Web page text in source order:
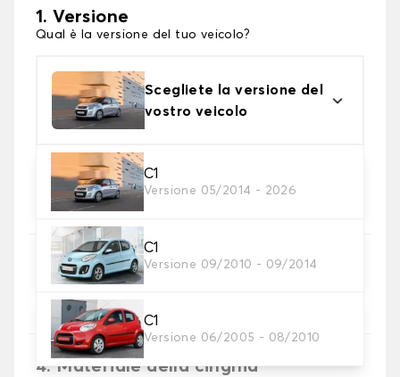
1. Versione
Qual è la versione del tuo veicolo?
Scegliete la versione del
vostro veicolo
C1
Versione 05/2014 - 2026
C1
Versione 09/2010 - 09/2014
C1
Versione 06/2005 - 08/2010
2. Materiale
scegli il materiale del tappetini per baule
3. Colori dei tappetini
Scegli il materiale del tappetino baule.
4. Materiale della cinghia